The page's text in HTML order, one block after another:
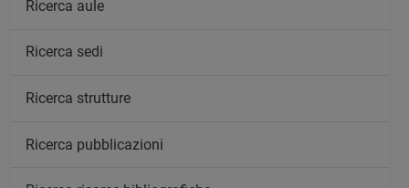
Ricerca aule
Ricerca sedi
Ricerca strutture
Ricerca pubblicazioni